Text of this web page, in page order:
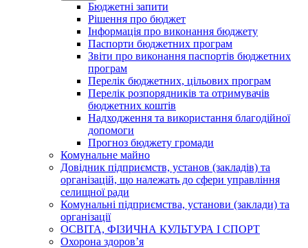
Бюджетні запити
Рішення про бюджет
Інформація про виконання бюджету
Паспорти бюджетних програм
Звіти про виконання паспортів бюджетних
програм
Перелік бюджетних, цільових програм
Перелік розпорядників та отримувачів
бюджетних коштів
Надходження та використання благодійної
допомоги
Прогноз бюджету громади
Комунальне майно
Довідник підприємств, установ (закладів) та
організацій, що належать до сфери управління
селищної ради
Комунальні підприємства, установи (заклади) та
організації
ОСВІТА, ФІЗИЧНА КУЛЬТУРА І СПОРТ
Охорона здоров’я